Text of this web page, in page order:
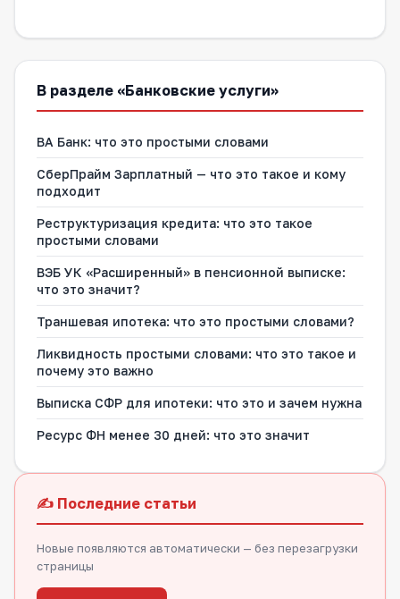
В разделе «Банковские услуги»
ВА Банк: что это простыми словами
СберПрайм Зарплатный — что это такое и кому
подходит
Реструктуризация кредита: что это такое
простыми словами
ВЭБ УК «Расширенный» в пенсионной выписке:
что это значит?
Траншевая ипотека: что это простыми словами?
Ликвидность простыми словами: что это такое и
почему это важно
Выписка СФР для ипотеки: что это и зачем нужна
Ресурс ФН менее 30 дней: что это значит
✍️ Последние статьи
Новые появляются автоматически — без перезагрузки
страницы